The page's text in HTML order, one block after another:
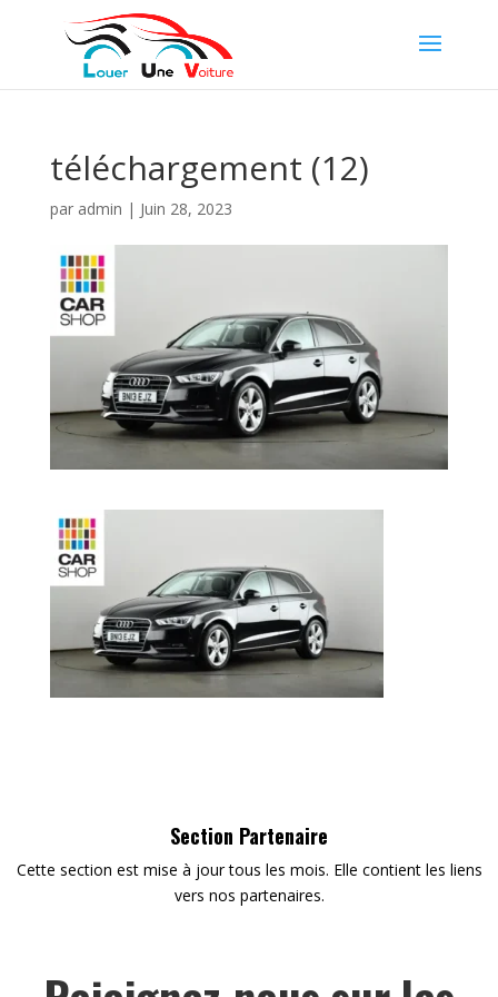
téléchargement (12)
par admin | Juin 28, 2023
Section Partenaire
Cette section est mise à jour tous les mois. Elle contient les liens
vers nos partenaires.